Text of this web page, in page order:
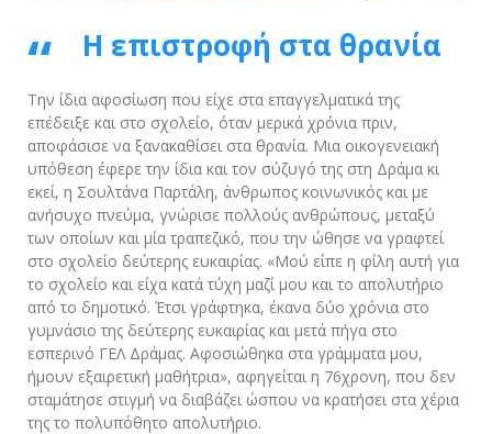
Η επιστροφή στα θρανία
Την ίδια αφοσίωση που είχε στα επαγγελματικά της
επέδειξε και στο σχολείο, όταν μερικά χρόνια πριν,
αποφάσισε να ξανακαθίσει στα θρανία. Μια οικογενειακή
υπόθεση έφερε την ίδια και τον σύζυγό της στη Δράμα κι
εκεί, η Σουλτάνα Παρτάλη, άνθρωπος κοινωνικός και με
ανήσυχο πνεύμα, γνώρισε πολλούς ανθρώπους, μεταξύ
των οποίων και μία τραπεζικό, που την ώθησε να γραφτεί
στο σχολείο δεύτερης ευκαιρίας. «Μού είπε η φίλη αυτή για
το σχολείο και είχα κατά τύχη μαζί μου και το απολυτήριο
από το δημοτικό. Έτσι γράφτηκα, έκανα δύο χρόνια στο
γυμνάσιο της δεύτερης ευκαιρίας και μετά πήγα στο
εσπερινό ΓΕΛ Δράμας. Αφοσιώθηκα στα γράμματα μου,
ήμουν εξαιρετική μαθήτρια», αφηγείται η 76χρονη, που δεν
σταμάτησε στιγμή να διαβάζει ώσπου να κρατήσει στα χέρια
της το πολυπόθητο απολυτήριο.